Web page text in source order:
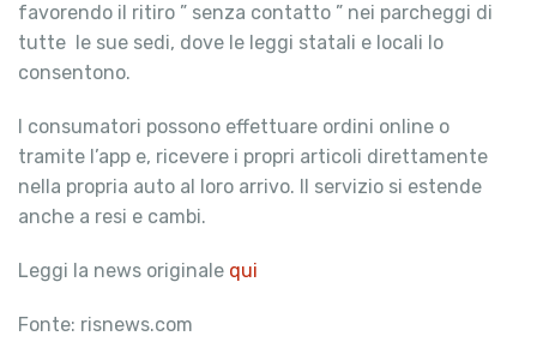
favorendo il ritiro ” senza contatto ” nei parcheggi di
tutte le sue sedi, dove le leggi statali e locali lo
consentono.
I consumatori possono effettuare ordini online o
tramite l’app e, ricevere i propri articoli direttamente
nella propria auto al loro arrivo. Il servizio si estende
anche a resi e cambi.
Leggi la news originale qui
Fonte: risnews.com